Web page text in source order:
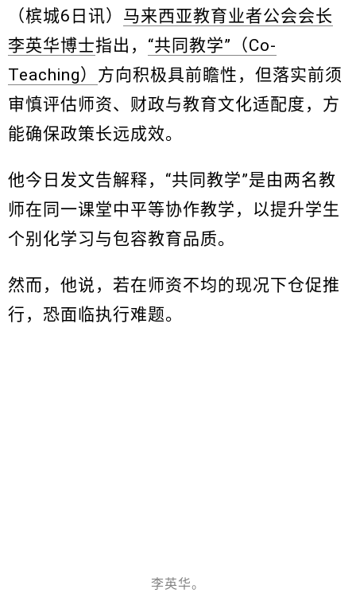
（槟城6日讯） 马来西亚教育业者公会会长
李英华博士指出， “共同教学”（Co-
Teaching） 方向积极具前瞻性，但落实前须
审慎评估师资、财政与教育文化适配度，方
能确保政策长远成效。
他今日发文告解释，“共同教学”是由两名教
师在同一课堂中平等协作教学，以提升学生
个别化学习与包容教育品质。
然而，他说，若在师资不均的现况下仓促推
行，恐面临执行难题。
李英华。